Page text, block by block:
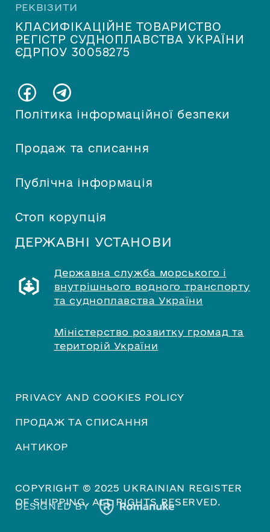
Політика інформаційної безпеки
Продаж та списання
Публічна інформація
Стоп корупція
РЕКВІЗИТИ
КЛАСИФІКАЦІЙНЕ ТОВАРИСТВО
РЕГІСТР СУДНОПЛАВСТВА УКРАЇНИ
ЄДРПОУ 30058275
ДЕРЖАВНІ УСТАНОВИ
Державна служба морського і
внутрішнього водного транспорту
та судноплавства України
Міністерство розвитку громад та
територій України
PRIVACY AND COOKIES POLICY
ПРОДАЖ ТА СПИСАННЯ
АНТИКОР
COPYRIGHT © 2025 UKRAINIAN REGISTER
OF SHIPPING. ALL RIGHTS RESERVED.
DESIGNED BY